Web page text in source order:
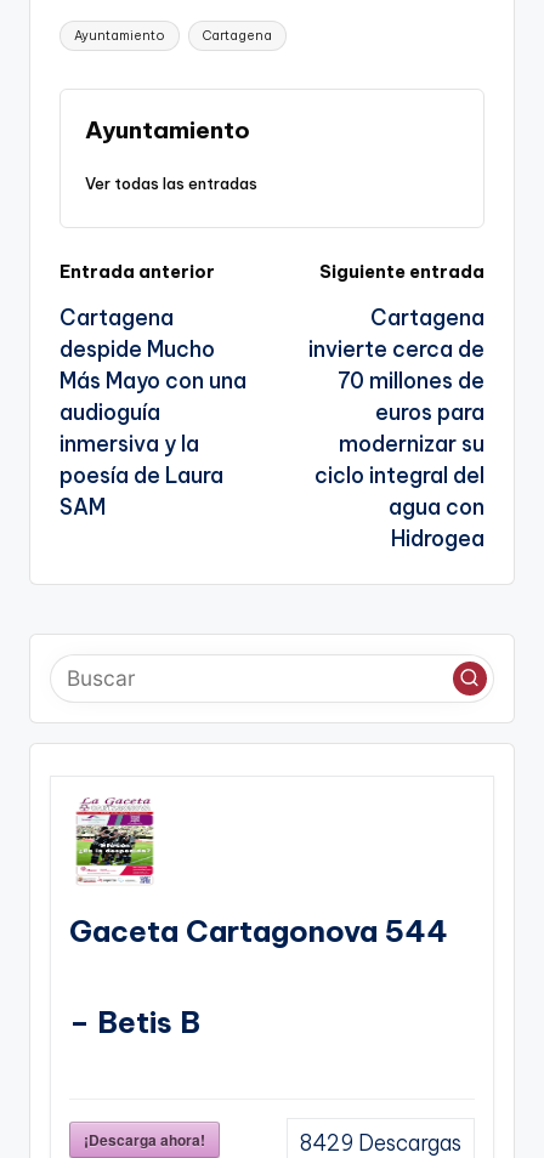
p
y
Li
n
k
c
e
b
o
o
ai
l
e
gr
a A
e
a
te
Etiquetas:
Ayuntamiento Cartagena
Ayuntamiento
Ver todas las entradas
Navegación
de
entradas
Entrada anterior
Cartagena
despide Mucho
Más Mayo con una
audioguía
inmersiva y la
poesía de Laura
SAM
Siguiente entrada
Cartagena
invierte cerca de
70 millones de
euros para
modernizar su
ciclo integral del
agua con
Hidrogea
Gaceta Cartagonova 544
– Betis B
¡Descarga ahora! 8429 Descargas